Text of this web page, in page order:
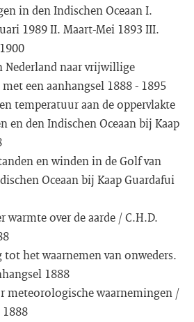
in den Indischen Oceaan I.
1989 II. Maart-Mei 1893 III.
Nederland naar vrijwillige
een aanhangsel 1888 - 1895
temperatuur aan de oppervlakte
en den Indischen Oceaan bij Kaap
en winden in de Golf van
Oceaan bij Kaap Guardafui
warmte over de aarde / C.H.D.
het waarnemen van onweders.
1888
meteorologische waarnemingen /
1888